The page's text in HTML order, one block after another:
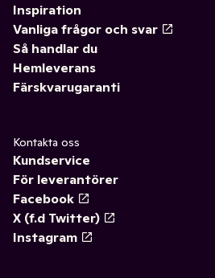
Inspiration
Vanliga frågor och svar
Så handlar du
Hemleverans
Färskvarugaranti
Kontakta oss
Kundservice
För leverantörer
Facebook
X (f.d Twitter)
Instagram